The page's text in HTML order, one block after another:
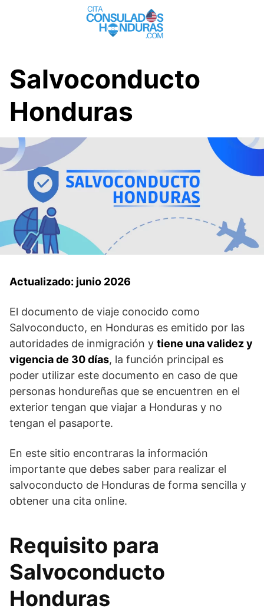
Salvoconducto
Honduras
Actualizado: junio 2026
El documento de viaje conocido como
Salvoconducto, en Honduras es emitido por las
autoridades de inmigración y tiene una validez y
vigencia de 30 días, la función principal es
poder utilizar este documento en caso de que
personas hondureñas que se encuentren en el
exterior tengan que viajar a Honduras y no
tengan el pasaporte.
En este sitio encontraras la información
importante que debes saber para realizar el
salvoconducto de Honduras de forma sencilla y
obtener una cita online.
Requisito para
Salvoconducto
Honduras